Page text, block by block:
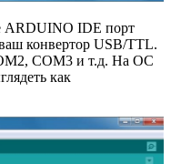
ARDUINO IDE порт
конвертор USB/TTL.
COM3 и т.д. На ОС
как